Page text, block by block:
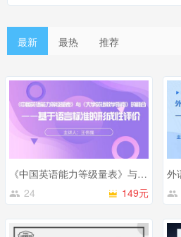
最新 最热 推荐
《中国英语能力等级量表》与《大学英语教学指南》的融合——基于语言标准的形成性评价
24
149元